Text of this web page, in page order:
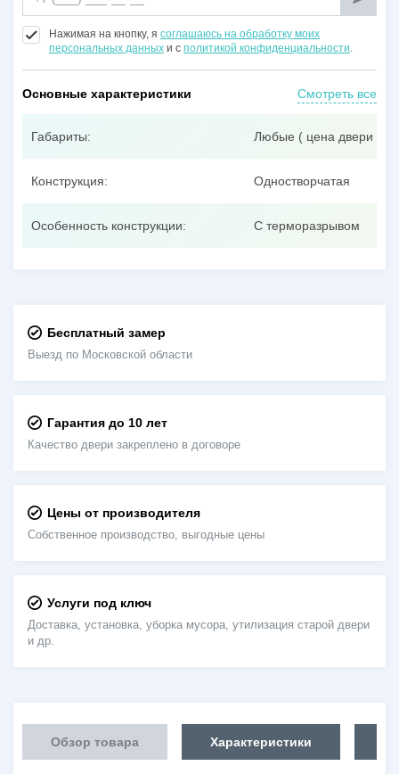
Нажимая на кнопку, я соглашаюсь на обработку моих
персональных данных и с политикой конфиденциальности.
Основные характеристики Смотреть все
Габариты: Любые ( цена двери
Конструкция: Одностворчатая
Особенность конструкции: С терморазрывом
Бесплатный замер
Выезд по Московской области
Гарантия до 10 лет
Качество двери закреплено в договоре
Цены от производителя
Собственное производство, выгодные цены
Услуги под ключ
Доставка, установка, уборка мусора, утилизация старой двери
и др.
Обзор товара Характеристики